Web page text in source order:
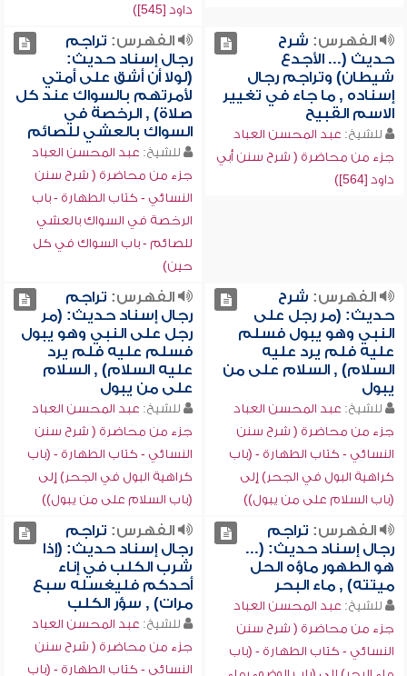
داود [545])
الفهرس: شرح
حديث (... الأجدع
شيطان) وتراجم رجال
إسناده , ما جاء في تغيير
الاسم القبيح
للشيخ: عبد المحسن العباد
جزء من محاضرة ( شرح سنن أبي
داود [564])
الفهرس: تراجم
رجال إسناد حديث:
(لولا أن أشق على أمتي
لأمرتهم بالسواك عند كل
صلاة) , الرخصة في
السواك بالعشي للصائم
للشيخ: عبد المحسن العباد
جزء من محاضرة ( شرح سنن
النسائي - كتاب الطهارة - باب
الرخصة في السواك بالعشي
للصائم - باب السواك في كل
حين)
الفهرس: شرح
حديث: (مر رجل على
النبي وهو يبول فسلم
عليه فلم يرد عليه
السلام) , السلام على من
يبول
للشيخ: عبد المحسن العباد
جزء من محاضرة ( شرح سنن
النسائي - كتاب الطهارة - (باب
كراهية البول في الجحر) إلى
(باب السلام على من يبول))
الفهرس: تراجم
رجال إسناد حديث: (مر
رجل على النبي وهو يبول
فسلم عليه فلم يرد
عليه السلام) , السلام
على من يبول
للشيخ: عبد المحسن العباد
جزء من محاضرة ( شرح سنن
النسائي - كتاب الطهارة - (باب
كراهية البول في الجحر) إلى
(باب السلام على من يبول))
الفهرس: تراجم
رجال إسناد حديث: (...
هو الطهور ماؤه الحل
ميتته) , ماء البحر
للشيخ: عبد المحسن العباد
جزء من محاضرة ( شرح سنن
النسائي - كتاب الطهارة - (باب
الفهرس: تراجم
رجال إسناد حديث: (إذا
شرب الكلب في إناء
أحدكم فليغسله سبع
مرات) , سؤر الكلب
للشيخ: عبد المحسن العباد
جزء من محاضرة ( شرح سنن
النسائي - كتاب الطهارة - (باب